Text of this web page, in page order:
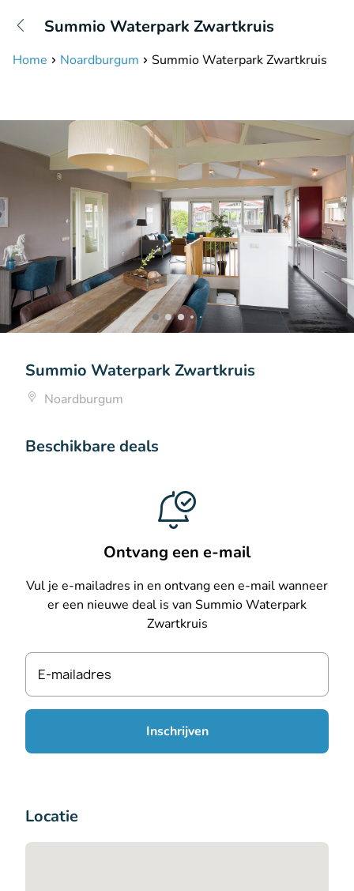
Bereikbaar tot 23:00 uur
Summio Waterpark Zwartkruis
Home Noardburgum Summio Waterpark Zwartkruis
Summio Waterpark Zwartkruis
Noardburgum
Beschikbare deals
Ontvang een e-mail
Vul je e-mailadres in en ontvang een e-mail wanneer
er een nieuwe deal is van Summio Waterpark
Zwartkruis
E-mailadres
Inschrijven
Locatie